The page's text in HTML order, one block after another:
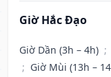
Giờ Hắc Đạo
Giờ Dần (3h – 4h) ;
; Giờ Mùi (13h –